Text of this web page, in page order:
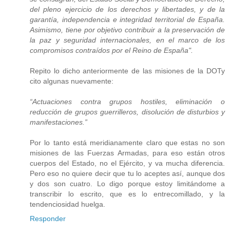
del pleno ejercicio de los derechos y libertades, y de la
garantía, independencia e integridad territorial de España.
Asimismo, tiene por objetivo contribuir a la preservación de
la paz y seguridad internacionales, en el marco de los
compromisos contraídos por el Reino de España".
Repito lo dicho anteriormente de las misiones de la DOTy
cito algunas nuevamente:
“Actuaciones contra grupos hostiles, eliminación o
reducción de grupos guerrilleros, disolución de disturbios y
manifestaciones.”
Por lo tanto está meridianamente claro que estas no son
misiones de las Fuerzas Armadas, para eso están otros
cuerpos del Estado, no el Ejército, y va mucha diferencia.
Pero eso no quiere decir que tu lo aceptes así, aunque dos
y dos son cuatro. Lo digo porque estoy limitándome a
transcribir lo escrito, que es lo entrecomillado, y la
tendenciosidad huelga.
Responder